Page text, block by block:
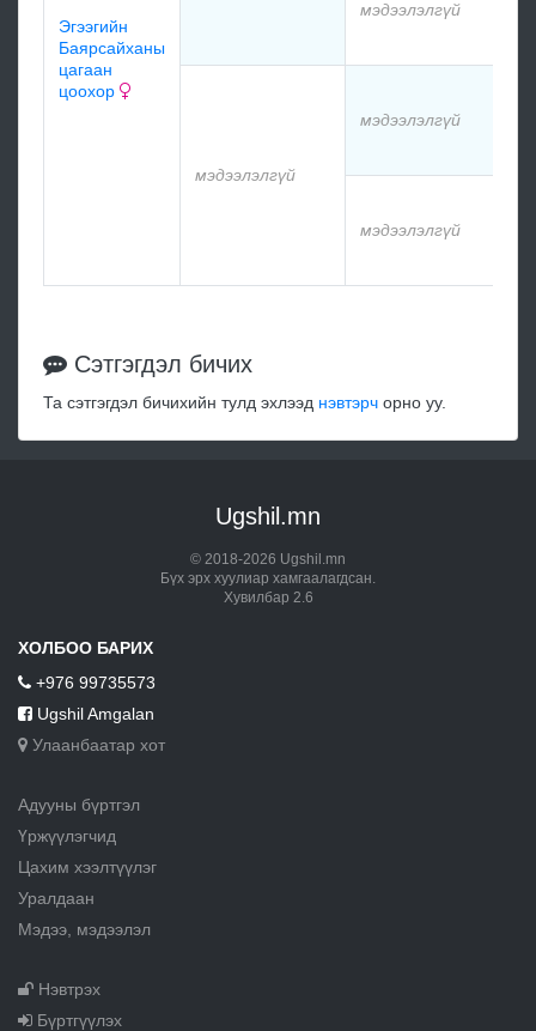
Эгээгийн
Баярсайханы
цагаан
цоохор
мэдээлэлгүй
мэдээлэлгүй
мэдээлэлгүй
мэдээлэлгүй
Сэтгэгдэл бичих
Та сэтгэгдэл бичихийн тулд эхлээд нэвтэрч орно уу.
Ugshil.mn
© 2018-2026 Ugshil.mn
Бүх эрх хуулиар хамгаалагдсан.
Хувилбар 2.6
ХОЛБОО БАРИХ
+976 99735573
Ugshil Amgalan
Улаанбаатар хот
Адууны бүртгэл
Үржүүлэгчид
Цахим хээлтүүлэг
Уралдаан
Мэдээ, мэдээлэл
Нэвтрэх
Бүртгүүлэх